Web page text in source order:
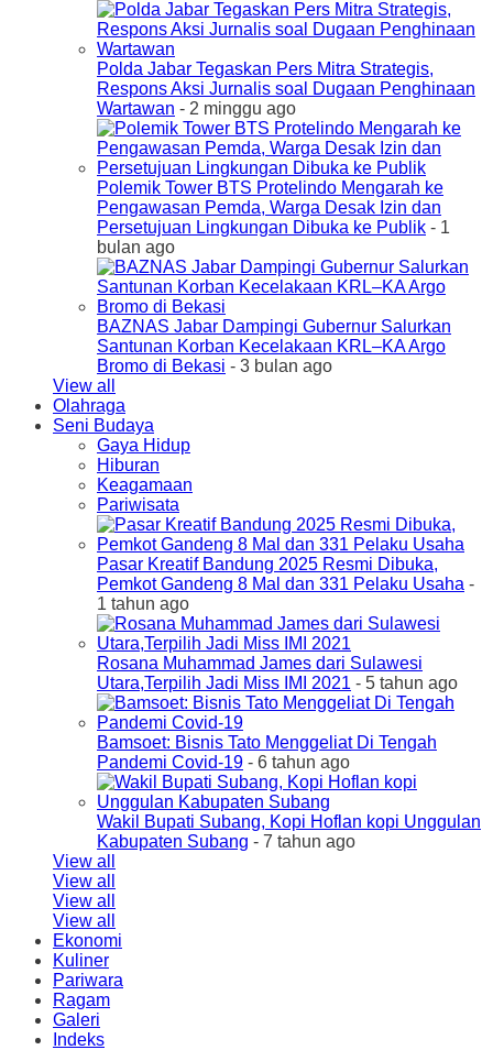
Polda Jabar Tegaskan Pers Mitra Strategis,
Respons Aksi Jurnalis soal Dugaan Penghinaan
Wartawan - 2 minggu ago
Polemik Tower BTS Protelindo Mengarah ke
Pengawasan Pemda, Warga Desak Izin dan
Persetujuan Lingkungan Dibuka ke Publik - 1
bulan ago
BAZNAS Jabar Dampingi Gubernur Salurkan
Santunan Korban Kecelakaan KRL–KA Argo
Bromo di Bekasi - 3 bulan ago
View all
Olahraga
Seni Budaya
Gaya Hidup
Hiburan
Keagamaan
Pariwisata
Pasar Kreatif Bandung 2025 Resmi Dibuka,
Pemkot Gandeng 8 Mal dan 331 Pelaku Usaha -
1 tahun ago
Rosana Muhammad James dari Sulawesi
Utara,Terpilih Jadi Miss IMI 2021 - 5 tahun ago
Bamsoet: Bisnis Tato Menggeliat Di Tengah
Pandemi Covid-19 - 6 tahun ago
Wakil Bupati Subang, Kopi Hoflan kopi Unggulan
Kabupaten Subang - 7 tahun ago
View all
View all
View all
View all
Ekonomi
Kuliner
Pariwara
Ragam
Galeri
Indeks